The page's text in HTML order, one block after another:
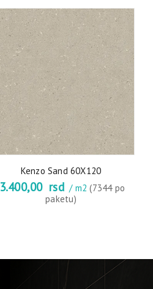
Kenzo Sand 60X120
3.400,00 rsd / m2(7344 po
paketu)